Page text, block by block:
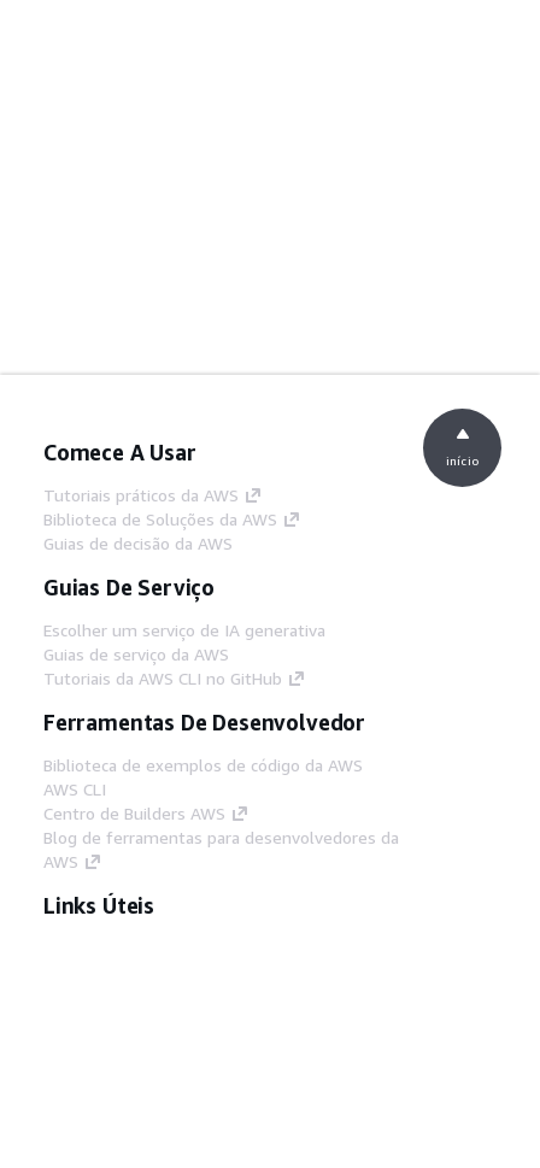
Comece A Usar
Tutoriais práticos da AWS
Biblioteca de Soluções da AWS
Guias de decisão da AWS
Guias De Serviço
Escolher um serviço de IA generativa
Guias de serviço da AWS
Tutoriais da AWS CLI no GitHub
Ferramentas De Desenvolvedor
Biblioteca de exemplos de código da AWS
AWS CLI
Centro de Builders AWS
Blog de ferramentas para desenvolvedores da
AWS
Links Úteis
início